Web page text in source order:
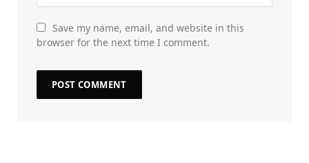
Save my name, email, and website in this
browser for the next time I comment.